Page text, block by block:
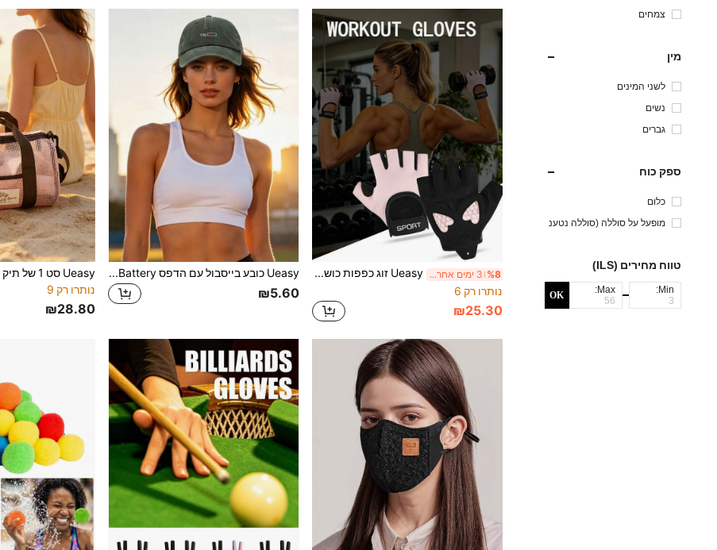
צמחים
מין
לשני המינים
נשים
גברים
ספק כוח
כלום
מופעל על סוללה (סוללה נטענ
טווח מחירים (ILS)
Min:
Max:
OK
%8 3 ימים אחרונים
Ueasy זוג כפפות כושר עם תמיכה לפרק כף היד, כיסוי מלא של כף היד, מספקות אחיזה נוספת, מתאימות לאימון הרמת משקולות, מתח, מתאימות לגברים ונשים לספורט בחוץ ואימוני חדר כושר
נותרו רק 6
₪25.30
Ueasy כובע בייסבול עם הדפס Low Battery, כובע אבא וינטג' שחוק ודחוס, כובע יוניסקס עם כתר רך ורצועה מתכווננת לזוגות, כובע קז'ואל לחוץ, אביב וסתיו
₪5.60
נותרו רק 9
₪28.80